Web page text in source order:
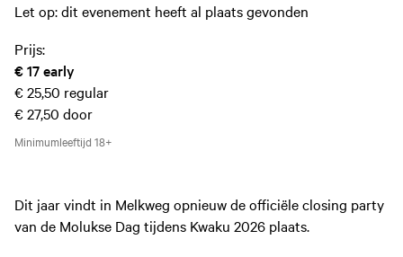
Let op: dit evenement heeft al plaats gevonden
Prijs:
€ 17early
€ 25,50 regular
€ 27,50 door
Minimumleeftijd 18+
Dit jaar vindt in Melkweg opnieuw de officiële closing party
van de Molukse Dag tijdens Kwaku 2026 plaats.